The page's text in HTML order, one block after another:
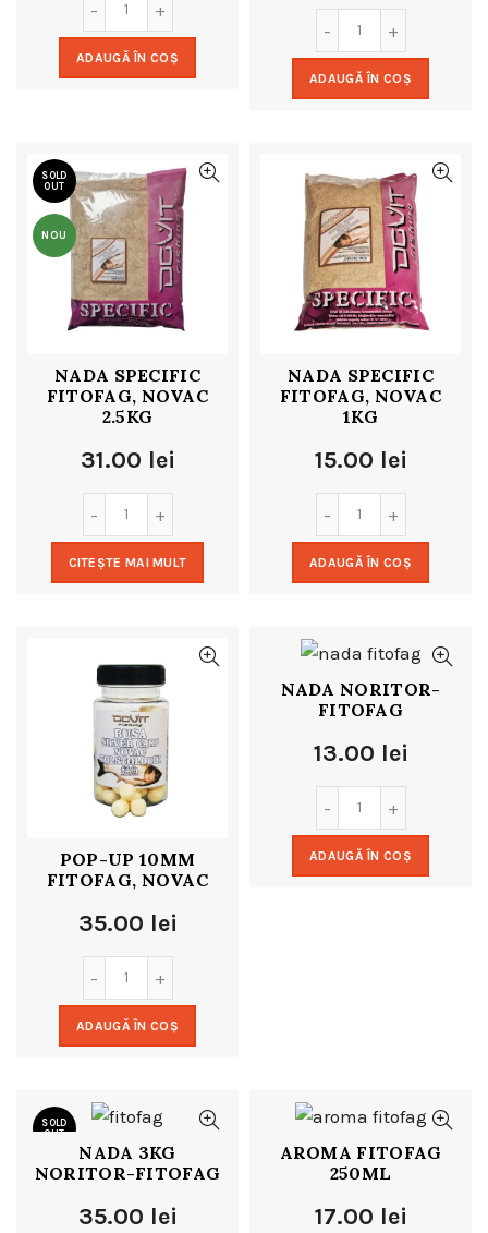
ADAUGĂ ÎN COȘ
ADAUGĂ ÎN COȘ
SOLD
OUT
NOU
NADA SPECIFIC
FITOFAG, NOVAC
2.5KG
31.00 lei
CITEȘTE MAI MULT
NADA SPECIFIC
FITOFAG, NOVAC
1KG
15.00 lei
ADAUGĂ ÎN COȘ
POP-UP 10MM
FITOFAG, NOVAC
35.00 lei
ADAUGĂ ÎN COȘ
NADA NORITOR-
FITOFAG
13.00 lei
ADAUGĂ ÎN COȘ
SOLD
OUT
NADA 3KG
NORITOR-FITOFAG
35.00 lei
AROMA FITOFAG
250ML
17.00 lei